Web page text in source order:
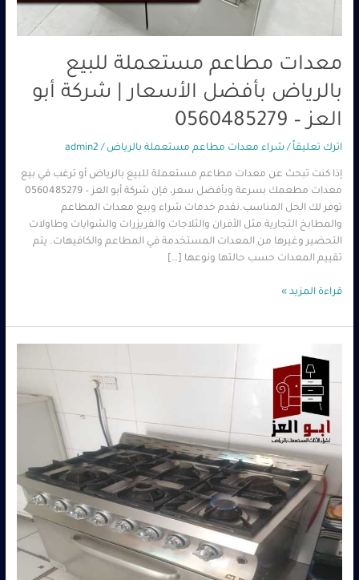
معدات مطاعم مستعملة للبيع
بالرياض بأفضل الأسعار | شركة أبو
العز – 0560485279
اترك تعليقاً / شراء معدات مطاعم مستعملة بالرياض /
admin2
إذا كنت تبحث عن معدات مطاعم مستعملة للبيع بالرياض أو ترغب في بيع
معدات مطعمك بسرعة وبأفضل سعر، فإن شركة أبو العز – 0560485279
توفر لك الحل المناسب.نقدم خدمات شراء وبيع معدات المطاعم
والمطابخ التجارية مثل الأفران والثلاجات والفريزرات والشوايات وطاولات
التحضير وغيرها من المعدات المستخدمة في المطاعم والكافيهات. يتم
تقييم المعدات حسب حالتها ونوعها […]
قراءة المزيد »
معدات
مطاعم
مستعملة
جنوب
الرياض
أعلى
سعر
0560485279